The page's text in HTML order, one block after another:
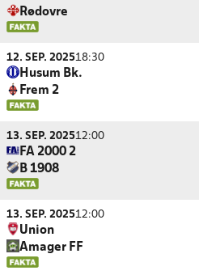
Rødovre
12. SEP. 202518:30
Husum Bk.
Frem 2
13. SEP. 202512:00
FA 2000 2
B 1908
13. SEP. 202512:00
Union
Amager FF